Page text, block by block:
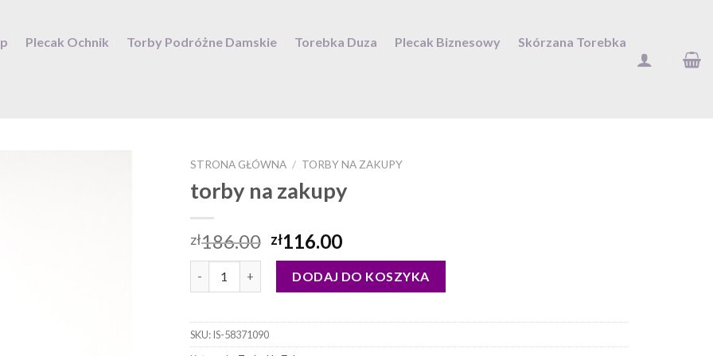
Plecak Ochnik Torby Podróżne Damskie Torebka Duza Plecak Biznesowy Skórzana Torebka
STRONA GŁÓWNA / TORBY NA ZAKUPY
torby na zakupy
zł186.00 zł116.00
DODAJ DO KOSZYKA
SKU:IS-58371090